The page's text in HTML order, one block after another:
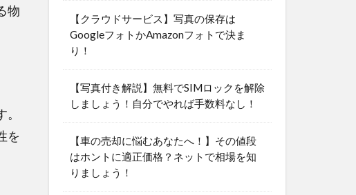
物
を
【クラウドサービス】写真の保存は
GoogleフォトかAmazonフォトで決ま
り！
【写真付き解説】無料でSIMロックを解除
しましょう！自分でやれば手数料なし！
【車の売却に悩むあなたへ！】その値段
はホントに適正価格？ネットで相場を知
りましょう！